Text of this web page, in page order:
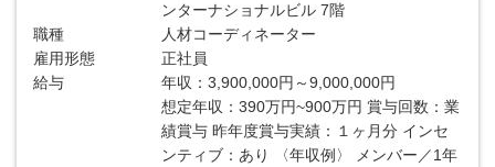
ンターナショナルビル 7階
職種
人材コーディネーター
雇用形態
正社員
給与
年収：3,900,000円～9,000,000円
想定年収：390万円~900万円 賞与回数：業
績賞与 昨年度賞与実績：１ヶ月分 インセ
ンティブ：あり 〈年収例〉 メンバー／1年